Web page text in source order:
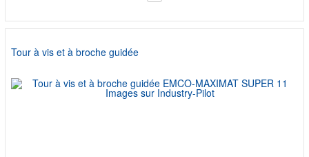
Tour à vis et à broche guidée